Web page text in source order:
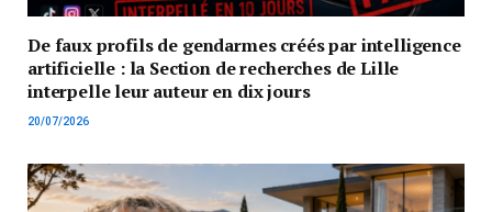
De faux profils de gendarmes créés par intelligence
artificielle : la Section de recherches de Lille
interpelle leur auteur en dix jours
20/07/2026